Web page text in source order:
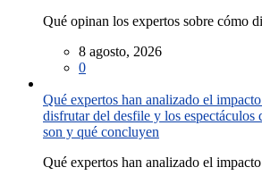
Qué opinan los expertos sobre cómo
8 agosto, 2026
0
Qué expertos han analizado el
disfrutar del desfile y los espectáculos
son y qué concluyen
Qué expertos han analizado el